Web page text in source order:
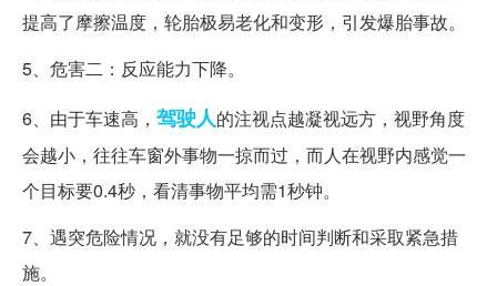
提高了摩擦温度，轮胎极易老化和变形，引发爆胎事故。
5、危害二：反应能力下降。
6、由于车速高， 驾驶人的注视点越凝视远方，视野角度
会越小，往往车窗外事物一掠而过，而人在视野内感觉一
个目标要0.4秒，看清事物平均需1秒钟。
7、遇突危险情况，就没有足够的时间判断和采取紧急措
施。